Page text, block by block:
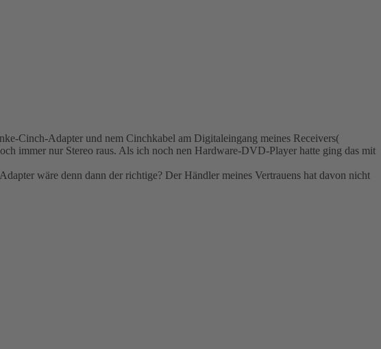
Cinch-Adapter und nem Cinchkabel am Digitaleingang meines Receivers(
immer nur Stereo raus. Als ich noch nen Hardware-DVD-Player hatte ging das mit
wäre denn dann der richtige? Der Händler meines Vertrauens hat davon nicht